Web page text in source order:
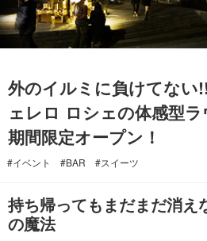
外のイルミに負けてない
ェレロ ロシェの体感型
期間限定オープン！
#イベント #BAR #スイーツ
持ち帰ってもまだまだ消え
の魔法